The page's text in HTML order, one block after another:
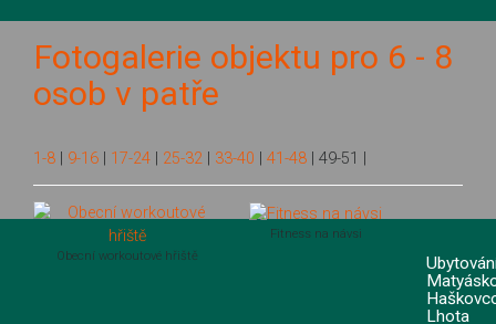
Fotogalerie objektu pro 6 - 8
osob v patře
1-8 9-16 17-24 25-32 33-40 41-48 49-51
Obecní workoutové hřiště
Fitness na návsi
Lhota